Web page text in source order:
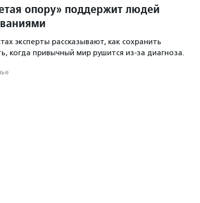
опору» поддержит людей
эксперты рассказывают, как сохранить
когда привычный мир рушится из-за диагноза.